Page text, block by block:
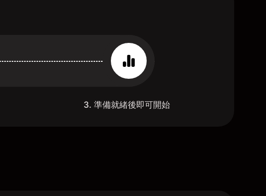
3. 準備就緒後即可開始